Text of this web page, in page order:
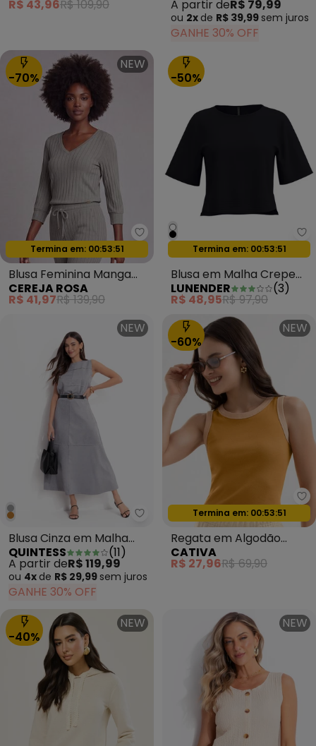
R$ 43,96R$ 109,90 A partir deR$ 79,99
ou 2x de R$ 39,99 sem juros
GANHE 30% OFF
-70%
NEW
Cereja Rosa - Blusa Feminina
Oferta relâmpago
Termina em: 00:53:49
Blusa Feminina Manga
3/4 em Cotton Canelado
Cinza
CEREJA ROSA
R$ 41,97R$ 139,90
-50%
Oferta relâmpago
Termina em: 00:53:49
Blusa em Malha Crepe
com Mangas Curtas
Preto
LUNENDER (3)
R$ 48,95R$ 97,90
NEW
Quintess - Blusa Cinza em
Blusa Cinza em Malha
Suede
QUINTESS (11)
A partir deR$ 119,99
ou 4x de R$ 29,99 sem juros
GANHE 30% OFF
-60%
NEW
Oferta relâmpago
Termina em: 00:53:49
Regata em Algodão
Laranja
CATIVA
R$ 27,96R$ 69,90
-40%
NEW NEW